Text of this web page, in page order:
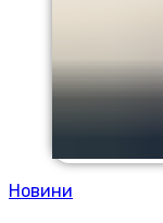
Новини